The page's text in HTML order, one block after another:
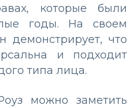
которые были
годы. На своем
демонстрирует, что
и подходит
типа лица.
можно заметить